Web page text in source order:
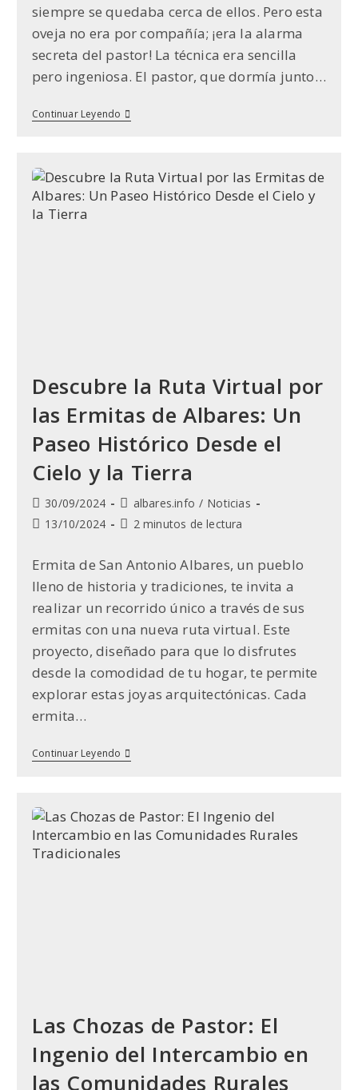
siempre se quedaba cerca de ellos. Pero esta
oveja no era por compañía; ¡era la alarma
secreta del pastor! La técnica era sencilla
pero ingeniosa. El pastor, que dormía junto…
Continuar Leyendo El
Tirón
Mansa:
La
Alarma
Descubre la Ruta Virtual por
las Ermitas de Albares: Un
Paseo Histórico Desde el
Cielo y la Tierra
Publicación
de
30/09/2024
Categoría
de
albares.info / Noticias
Última
de
la
entrada:
13/10/2024
Tiempo
lectura:
2 minutos de lectura
Ermita de San Antonio Albares, un pueblo
lleno de historia y tradiciones, te invita a
realizar un recorrido único a través de sus
ermitas con una nueva ruta virtual. Este
proyecto, diseñado para que lo disfrutes
desde la comodidad de tu hogar, te permite
explorar estas joyas arquitectónicas. Cada
ermita…
Continuar Leyendo Descubre
La
Las
Ermitas
De
Las Chozas de Pastor: El
Ingenio del Intercambio en
las Comunidades Rurales